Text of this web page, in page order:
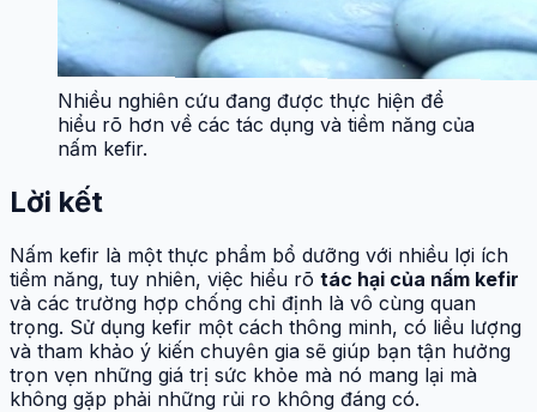
Nhiều nghiên cứu đang được thực hiện để
hiểu rõ hơn về các tác dụng và tiềm năng của
nấm kefir.
Lời kết
Nấm kefir là một thực phẩm bổ dưỡng với nhiều lợi ích
tiềm năng, tuy nhiên, việc hiểu rõ tác hại của nấm kefir
và các trường hợp chống chỉ định là vô cùng quan
trọng. Sử dụng kefir một cách thông minh, có liều lượng
và tham khảo ý kiến chuyên gia sẽ giúp bạn tận hưởng
trọn vẹn những giá trị sức khỏe mà nó mang lại mà
không gặp phải những rủi ro không đáng có.